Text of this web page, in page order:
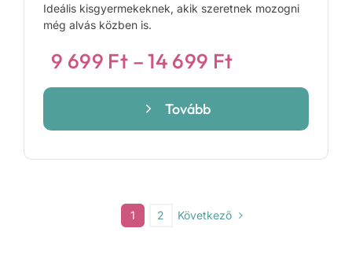
Ideális kisgyermekeknek, akik szeretnek mozogni
még alvás közben is.
9 699 Ft –14 699 Ft
9
-
14
Tovább
1 2 Következő